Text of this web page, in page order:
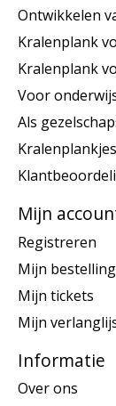
Ontwikkelen
Kralenplank
Kralenplank
Voor
Als
Mijn
Registreren
Mijn
Mijn tickets
Mijn
Informatie
Over ons